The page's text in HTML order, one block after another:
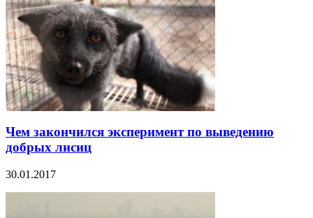
Чем закончился эксперимент по выведению
добрых лисиц
30.01.2017